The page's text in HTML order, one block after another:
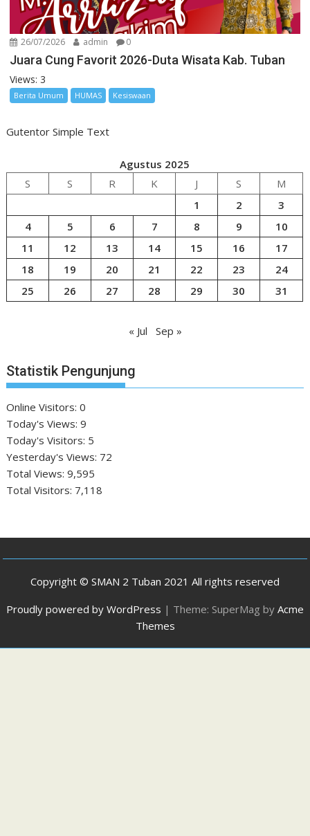
26/07/2026 admin 0
Juara Cung Favorit 2026-Duta Wisata Kab. Tuban
Views: 3
Berita Umum HUMAS Kesiswaan
Gutentor Simple Text
Agustus 2025
S
S R K J S
M
1
2
3
4
5 6 7 8 9
10
11
12 13 14 15 16
17
18
19 20 21 22 23
24
25
26 27 28 29 30 31
« Jul Sep »
Statistik Pengunjung
Online Visitors:0
Today's Views:9
Today's Visitors: 5
Yesterday's Views: 72
Total Views:9,595
Total Visitors: 7,118
Copyright © SMAN 2 Tuban 2021 All rights reserved
Proudly powered by WordPress | Theme: SuperMag by Acme
Themes